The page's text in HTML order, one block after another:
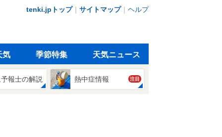
tenki.jpトップ｜ サイトマップ｜ ヘルプ
気 季節特集 天気ニュース
報士の解説 熱中症情報 注目